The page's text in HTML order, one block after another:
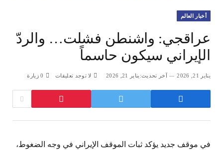
أخبار العالم
عراقجي: واشنطن فشلت… والردّ
الإيراني سيكون حاسماً
يناير 21, 2026 آخر تحديث: يناير 21, 2026 لا توجد تعليقات 0 زيارة
في موقف جديد يؤكد ثبات الموقف الإيراني في وجه الضغوط،